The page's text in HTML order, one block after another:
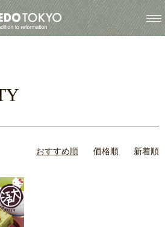
おすすめ順 価格順 新着順